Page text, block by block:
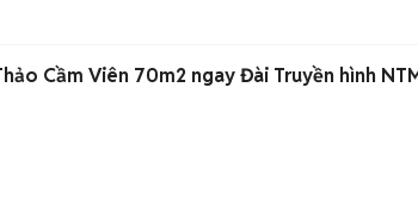
Cầm Viên 70m2 ngay Đài Truyền hình